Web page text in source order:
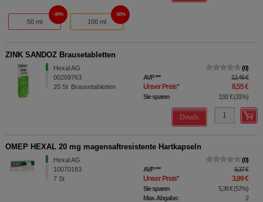
50 ml
49%
100 ml
50%
ZINK SANDOZ Brausetabletten
Hexal AG
00209763
20 St Brausetabletten
0
AVP*** 12,46 €
Unser Preis* 8,55 €
Sie sparen 3,91 €(31%)
Details
OMEP HEXAL 20 mg magensaftresistente Hartkapseln
Hexal AG
10070183
7 St
0
AVP*** 9,37 €
Unser Preis* 3,99 €
Sie sparen 5,38 €(57%)
Max. Abgabe:
2